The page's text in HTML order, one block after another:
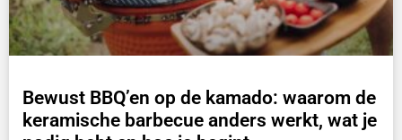
Bewust BBQ’en op de kamado: waarom de
keramische barbecue anders werkt, wat je